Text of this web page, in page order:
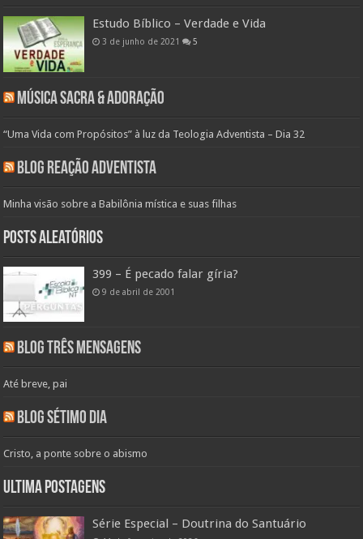
Estudo Bíblico – Verdade e Vida
3 de junho de 2021 5
Música Sacra & Adoração
“Uma Vida com Propósitos” à luz da Teologia Adventista – Dia 32
Blog Reação Adventista
Minha visão sobre a Babilônia mística e suas filhas
Posts aleatórios
399 – É pecado falar gíria?
9 de abril de 2001
Blog Três Mensagens
Até breve, pai
Blog Sétimo Dia
Cristo, a ponte sobre o abismo
Ultima Postagens
Série Especial – Doutrina do Santuário